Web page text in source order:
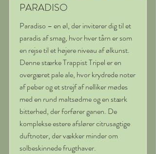
PARADISO
Paradiso – en øl, der inviterer dig til et
paradis af smag, hvor hver tårn er som
en rejse til et højere niveau af ølkunst.
Denne stærke Trappist Tripel er en
overgæret pale ale, hvor krydrede noter
af peber og et strejf af nelliker mødes
med en rund maltsødme og en stærk
bitterhed, der forfører ganen. De
komplekse estere afslører citrusagtige
duftnoter, der vækker minder om
solbeskinnede frugthaver.